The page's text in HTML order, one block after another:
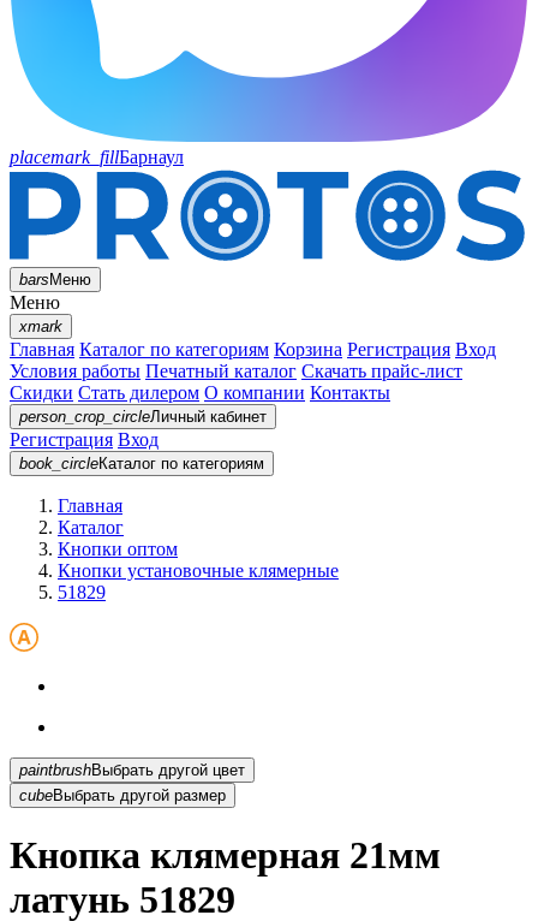
placemark_fillБарнаул
barsМеню
Меню
xmark
Главная Каталог по категориям Корзина Регистрация Вход
Условия работы Печатный каталог Скачать прайс-лист
Скидки Стать дилером О компании Контакты
person_crop_circleЛичный кабинет
Регистрация Вход
book_circleКаталог по категориям
Главная
Каталог
Кнопки оптом
Кнопки установочные клямерные
51829
paintbrush
Выбрать другой цвет
cubeВыбрать другой размер
Кнопка клямерная 21мм
латунь 51829